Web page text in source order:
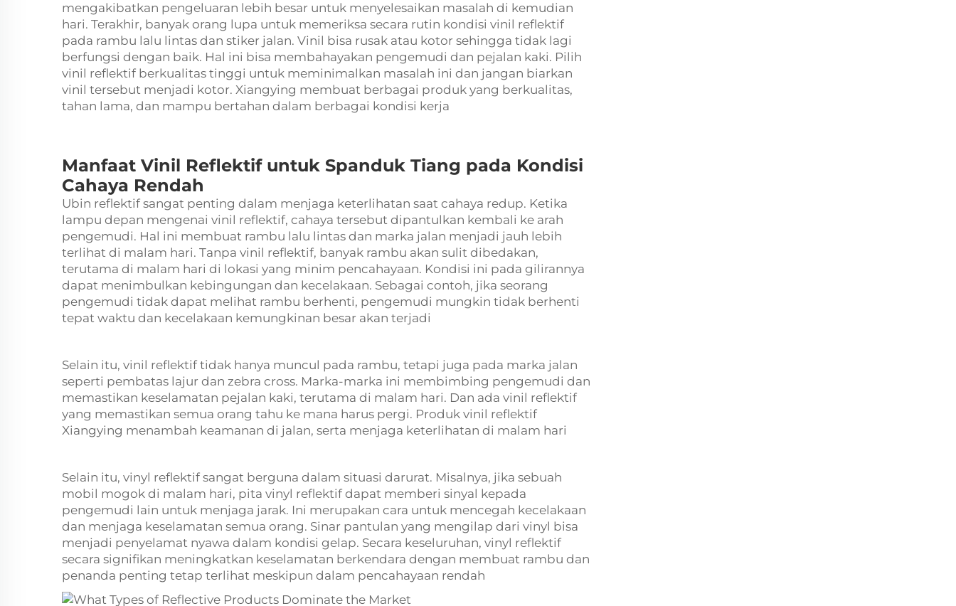
mengakibatkan pengeluaran lebih besar untuk menyelesaikan masalah di kemudian
hari. Terakhir, banyak orang lupa untuk memeriksa secara rutin kondisi vinil reflektif
pada rambu lalu lintas dan stiker jalan. Vinil bisa rusak atau kotor sehingga tidak lagi
berfungsi dengan baik. Hal ini bisa membahayakan pengemudi dan pejalan kaki. Pilih
vinil reflektif berkualitas tinggi untuk meminimalkan masalah ini dan jangan biarkan
vinil tersebut menjadi kotor. Xiangying membuat berbagai produk yang berkualitas,
tahan lama, dan mampu bertahan dalam berbagai kondisi kerja
Manfaat Vinil Reflektif untuk Spanduk Tiang pada Kondisi
Cahaya Rendah
Ubin reflektif sangat penting dalam menjaga keterlihatan saat cahaya redup. Ketika
lampu depan mengenai vinil reflektif, cahaya tersebut dipantulkan kembali ke arah
pengemudi. Hal ini membuat rambu lalu lintas dan marka jalan menjadi jauh lebih
terlihat di malam hari. Tanpa vinil reflektif, banyak rambu akan sulit dibedakan,
terutama di malam hari di lokasi yang minim pencahayaan. Kondisi ini pada gilirannya
dapat menimbulkan kebingungan dan kecelakaan. Sebagai contoh, jika seorang
pengemudi tidak dapat melihat rambu berhenti, pengemudi mungkin tidak berhenti
tepat waktu dan kecelakaan kemungkinan besar akan terjadi
Selain itu, vinil reflektif tidak hanya muncul pada rambu, tetapi juga pada marka jalan
seperti pembatas lajur dan zebra cross. Marka-marka ini membimbing pengemudi dan
memastikan keselamatan pejalan kaki, terutama di malam hari. Dan ada vinil reflektif
yang memastikan semua orang tahu ke mana harus pergi. Produk vinil reflektif
Xiangying menambah keamanan di jalan, serta menjaga keterlihatan di malam hari
Selain itu, vinyl reflektif sangat berguna dalam situasi darurat. Misalnya, jika sebuah
mobil mogok di malam hari, pita vinyl reflektif dapat memberi sinyal kepada
pengemudi lain untuk menjaga jarak. Ini merupakan cara untuk mencegah kecelakaan
dan menjaga keselamatan semua orang. Sinar pantulan yang mengilap dari vinyl bisa
menjadi penyelamat nyawa dalam kondisi gelap. Secara keseluruhan, vinyl reflektif
secara signifikan meningkatkan keselamatan berkendara dengan membuat rambu dan
penanda penting tetap terlihat meskipun dalam pencahayaan rendah